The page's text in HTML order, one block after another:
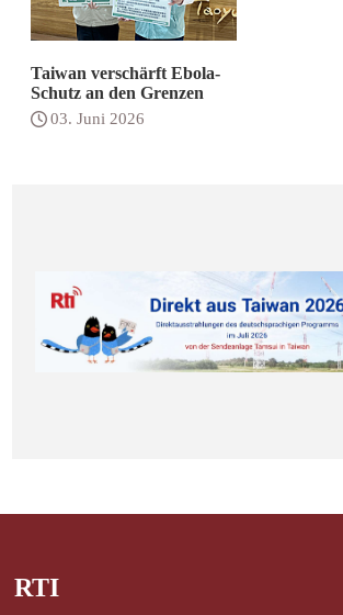
Taiwan verschärft Ebola-
Schutz an den Grenzen
03. Juni 2026
RTI